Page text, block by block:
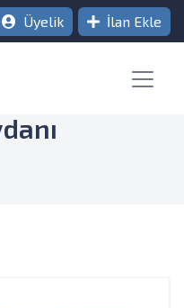
Üyelik İlan Ekle